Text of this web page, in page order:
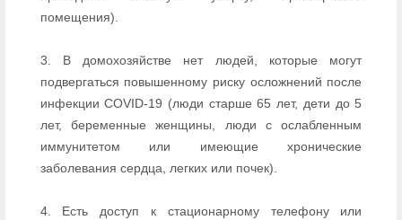
помещения).
3. В домохозяйстве нет людей, которые могут
подвергаться повышенному риску осложнений после
инфекции COVID-19 (люди старше 65 лет, дети до 5
лет, беременные женщины, люди с ослабленным
иммунитетом или имеющие хронические
заболевания сердца, легких или почек).
4. Есть доступ к стационарному телефону или